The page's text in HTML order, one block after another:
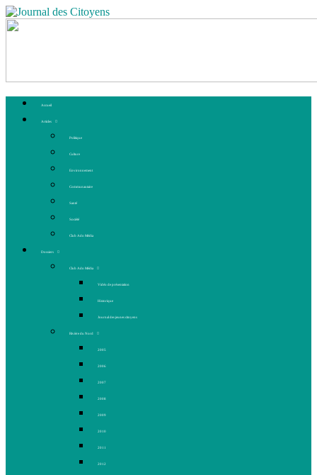
Accueil
Articles
Politique
Culture
Environnement
Communautaire
Santé
Société
Club Ado Média
Dossiers
Club Ado Média
Vidéo de présentation
Historique
Journal des jeunes citoyens
Rivière du Nord
2005
2006
2007
2008
2009
2010
2011
2012